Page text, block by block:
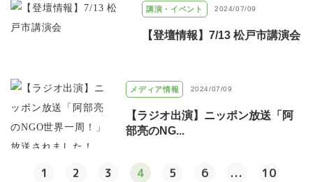
講演・イベント 2024/07/09
【登壇情報】7/13 松戸市講演会
メディア情報 2024/07/09
【ラジオ出演】ニッポン放送「阿
部亮のNG...
1 2 3 4 5 6 ... 10